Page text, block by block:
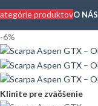
produktovO NÁS
-6%
Klinite pre zväčšenie